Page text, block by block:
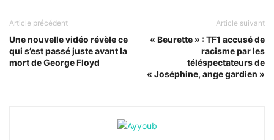
Article précédent
Une nouvelle vidéo révèle ce
qui s’est passé juste avant la
mort de George Floyd
Article suivant
« Beurette » : TF1 accusé de
racisme par les
téléspectateurs de
« Joséphine, ange gardien »